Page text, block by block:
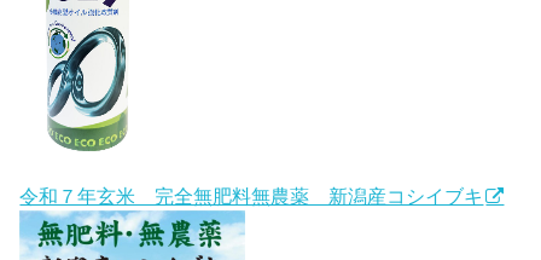
令和７年玄米 完全無肥料無農薬 新潟産コシイブキ